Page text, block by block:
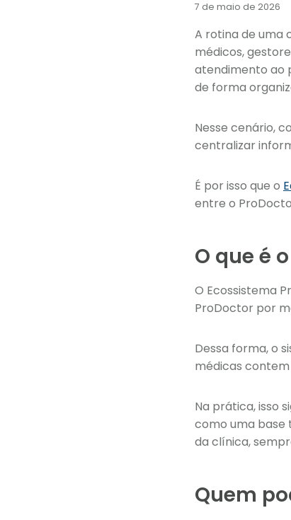
7 de maio de 2026
A rotina de uma
médicos,
atendimento ao
de forma
Nesse cenário,
centralizar
É por isso que o
entre o
O que é
O Ecossistema
ProDoctor por
Dessa forma, o
médicas
Na prática, isso
como uma base
da clínica,
Quem